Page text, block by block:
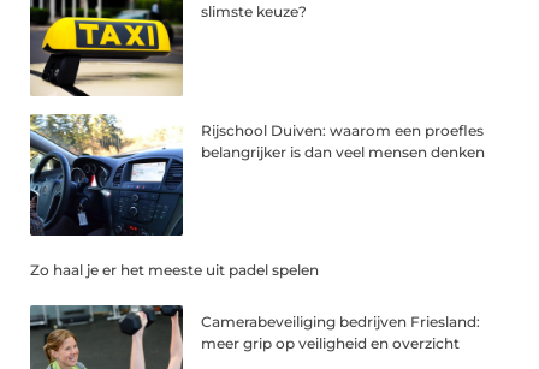
slimste keuze?
Rijschool Duiven: waarom een proefles
belangrijker is dan veel mensen denken
Zo haal je er het meeste uit padel spelen
Camerabeveiliging bedrijven Friesland:
meer grip op veiligheid en overzicht